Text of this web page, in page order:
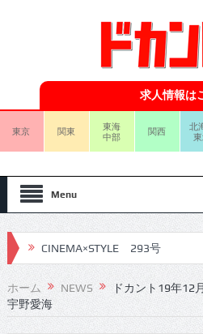
求人情報は
東京 関東
東海
中部
関西
北
Menu
CINEMA×STYLE 293号
CINEMA×STYLE 292号
CINEMA×STYLE 291号
ホーム NEWS
ドカント19年12
宇野愛海